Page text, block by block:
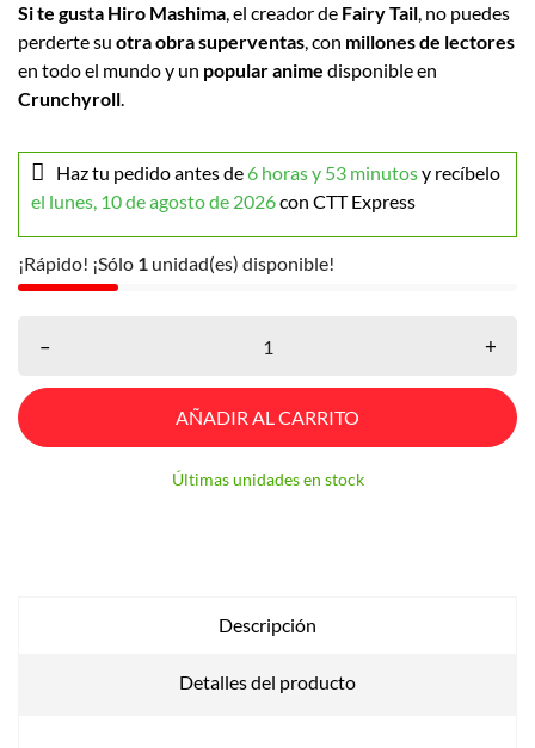
Si te gusta Hiro Mashima, el creador de Fairy Tail, no puedes
perderte su otra obra superventas, con millones de lectores
en todo el mundo y un popular anime disponible en
Crunchyroll.
Haz tu pedido antes de 6 horas y 53 minutosy recíbelo
el lunes, 10 de agosto de 2026con CTT Express
¡Rápido! ¡Sólo 1 unidad(es) disponible!
– +
AÑADIR AL CARRITO
Últimas unidades en stock
Descripción
Detalles del producto